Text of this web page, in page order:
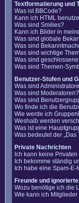
Textformatierung und
Was ist BBCode?
Kann ich HTML
Was sind Smilies?
Kann ich Bilder in
Was sind globale
Was sind
Was sind wichtige
Was sind
Was sind Themen-
Benutzer-Stufen und
Was sind
Was sind Moderatoren?
Was sind
Wo finde ich die
Wie werde ich
Weshalb werden
Was ist eine
Was bedeutet der „Das
Private Nachrichten
Ich kann keine
Ich bekomme ständig
Ich habe eine Spam-
Freunde und
Wozu benötige ich die
Wie kann ich